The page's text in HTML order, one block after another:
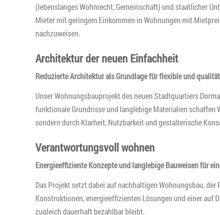
(lebenslanges Wohnrecht, Gemeinschaft) und staatlicher
Mieter mit geringem Einkommen in Wohnungen mit
nachzuweisen.
Architektur der neuen Einfachheit
Reduzierte Architektur als Grundlage für flexible und
Unser Wohnungsbauprojekt des neuen Stadtquartiers
funktionale Grundrisse und langlebige Materialien schaffen
sondern durch Klarheit, Nutzbarkeit und gestalterische
Verantwortungsvoll wohnen
Energieeffiziente Konzepte und langlebige Bauweisen für
Das Projekt setzt dabei auf nachhaltigen Wohnungsbau,
Konstruktionen, energieeffizienten Lösungen und einer auf
zugleich dauerhaft bezahlbar bleibt.